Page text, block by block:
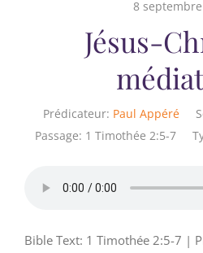
8
Jésus-
Prédicateur: Paul Appéré
Passage: 1 Timothée 2:5-7
Bible Text: 1 Timothée 2:5-7 |